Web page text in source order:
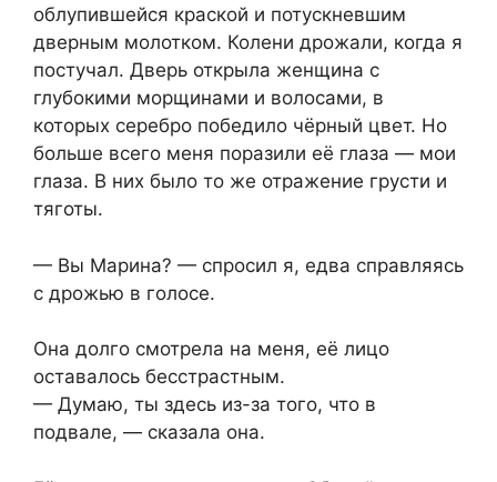
облупившейся краской и потускневшим
дверным молотком. Колени дрожали, когда я
постучал. Дверь открыла женщина с
глубокими морщинами и волосами, в
которых серебро победило чёрный цвет. Но
больше всего меня поразили её глаза — мои
глаза. В них было то же отражение грусти и
тяготы.
— Вы Марина? — спросил я, едва справляясь
с дрожью в голосе.
Она долго смотрела на меня, её лицо
оставалось бесстрастным.
— Думаю, ты здесь из-за того, что в
подвале, — сказала она.